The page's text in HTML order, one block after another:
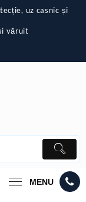
uz casnic și
văruit
MENU